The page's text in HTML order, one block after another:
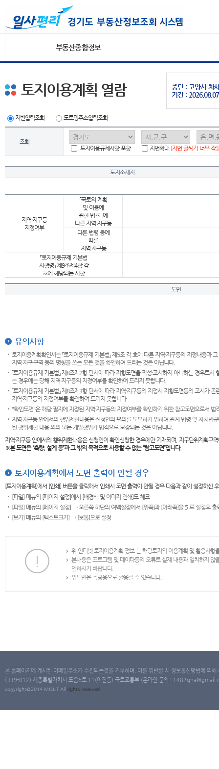
부동산종합정보
중단 : 고양시 차
기간 :
토지이용계획 열람
지번입력조회 도로명주소입력조회
조회
토지이용규제사항 포함
지번확대 [지번 글씨가 너무 작
토지소재지
지역·지구등
지정여부
「국토의 계획
및 이용에
관한 법률 」에
따른 지역·지구등
다른 법령 등에
따른
지역·지구등
「토지이용규제 기본법
시행령」 제9조제4항 각
호에 해당되는 사항
도면
유의사항
토지이용계획확인서는 「토지이용규제 기본법」 제5조 각 호에 따른 지역·지구등의 지정내용
지역·지구·구역 등의 명칭을 쓰는 모든 것을 확인하여 드리는 것은 아닙니다.
「토지이용규제 기본법」 제8조제2항 단서에 따라 지형도면을 작성·고시하지 아니하는 경우로
는 경우에는 당해 지역·지구등의 지정여부를 확인하여 드리지 못합니다.
「토지이용규제 기본법」 제8조제3항 단서에 따라 지역·지구등의 지정시 지형도면등의 고시가
지역·지구등의 지정여부를 확인하여 드리지 못합니다.
"확인도면"은 해당 필지에 지정된 지역·지구등의 지정여부를 확인하기 위한 참고도면으로서
지역·지구등 안에서의 행위제한내용은 신청인의 편의를 도모하기 위하여 관계 법령 및 자치
된 행위제한 내용 외의 모든 개발행위가 법적으로 보장되는 것은 아닙니다.
지역·지구등 안에서의 행위제한내용은 신청인이 확인신청한 경우에만 기재되며, 지구단위계획
※본 도면은“측량, 설계 등”과 그 밖의 목적으로 사용할 수 없는 “참고도면”입니다.
토지이용계획에서 도면 출력이 안될 경우
[토지이용계획]에서 [인쇄] 버튼을 클릭해서 인쇄시 도면 출력이 안될 경우 다음과 같이 설정하신
[파일] 메뉴의 [페이지 설정]에서 [배경색 및 이미지 인쇄]도 체크
[파일] 메뉴의 [페이지 설정] → 오른쪽 하단의 여백설정에서 [위쪽]과 [아래쪽]을 5 로 설정후 출
[보기] 메뉴의 [텍스트크기] → [보통]으로 설정
위 인터넷 토지이용계획 정보 는 해당토지의 이용계획 및 활용사
본내용은 프로그램 및 데이타등의 오류로 실제 내용과 일치하지
인하시기 바랍니다.
위도면은 측량용으로 활용할 수 없습니다.
본 홈페이지에 게시된 이메일주소가 수집되는것을 거부하며, 이를 위반할 시 정보통신망법에 의
(339-012) 세종특별자치시 도움6로 11(어진동) 국토교통부 (온라인 문의 :
copyright@2014 MOLIT All rights reserved.